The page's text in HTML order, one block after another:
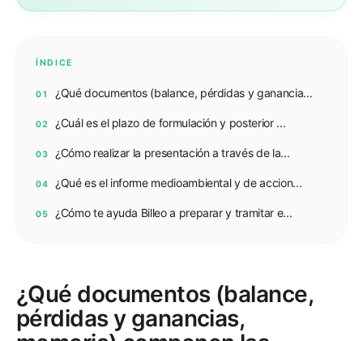
ÍNDICE
01 ¿Qué documentos (balance, pérdidas y ganancia...
02 ¿Cuál es el plazo de formulación y posterior ...
03 ¿Cómo realizar la presentación a través de la...
04 ¿Qué es el informe medioambiental y de accion...
05 ¿Cómo te ayuda Billeo a preparar y tramitar e...
¿Qué documentos (balance,
pérdidas y ganancias,